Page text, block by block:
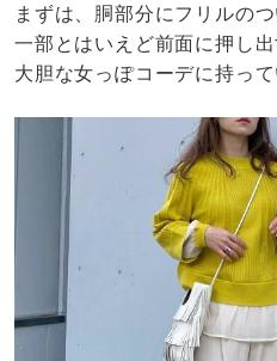
まずは、胴部分にフリルの
一部とはいえど前面に押し
大胆な女っぽコーデに持って